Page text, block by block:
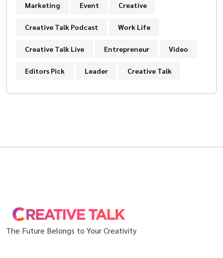
Marketing Event Creative
Creative Talk Podcast Work Life
Creative Talk Live Entrepreneur Video
Editors Pick Leader Creative Talk
The Future Belongs to Your Creativity